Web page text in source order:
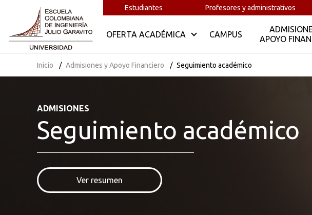
Estudiantes Profesores y administrativos
OFERTA ACADÉMICA CAMPUS
APOYO
Inicio Admisiones y Apoyo Financiero Seguimiento académico
ADMISIONES
Seguimiento académico
Ver resumen
Tipo de programa Carreras
Estado de admisión Abierto
Tipo de matrícula
Recibos y pagos Descargas o